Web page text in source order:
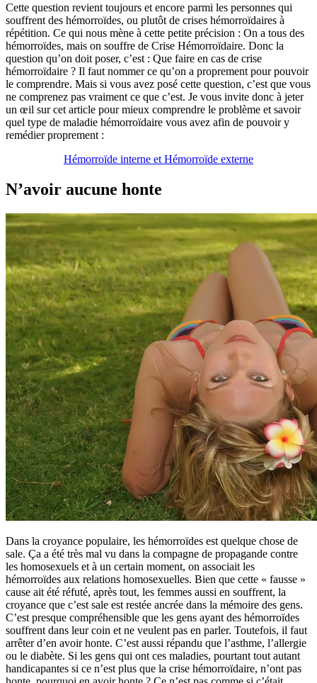
Cette question revient toujours et encore parmi les personnes qui
souffrent des hémorroïdes, ou plutôt de crises hémorroïdaires à
répétition. Ce qui nous mène à cette petite précision : On a tous des
hémorroïdes, mais on souffre de Crise Hémorroïdaire. Donc la
question qu’on doit poser, c’est : Que faire en cas de crise
hémorroïdaire ? Il faut nommer ce qu’on a proprement pour pouvoir
le comprendre. Mais si vous avez posé cette question, c’est que vous
ne comprenez pas vraiment ce que c’est. Je vous invite donc à jeter
un œil sur cet article pour mieux comprendre le problème et savoir
quel type de maladie hémorroïdaire vous avez afin de pouvoir y
remédier proprement :
Hémorroïde interne et Hémorroïde externe
N’avoir aucune honte
Dans la croyance populaire, les hémorroïdes est quelque chose de
sale. Ça a été très mal vu dans la compagne de propagande contre
les homosexuels et à un certain moment, on associait les
hémorroïdes aux relations homosexuelles. Bien que cette « fausse »
cause ait été réfuté, après tout, les femmes aussi en souffrent, la
croyance que c’est sale est restée ancrée dans la mémoire des gens.
C’est presque compréhensible que les gens ayant des hémorroïdes
souffrent dans leur coin et ne veulent pas en parler. Toutefois, il faut
arrêter d’en avoir honte. C’est aussi répandu que l’asthme, l’allergie
ou le diabète. Si les gens qui ont ces maladies, pourtant tout autant
handicapantes si ce n’est plus que la crise hémorroïdaire, n’ont pas